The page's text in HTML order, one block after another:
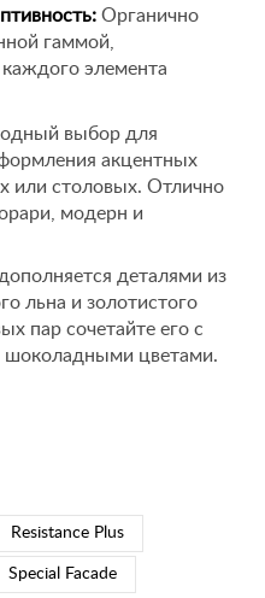
Органично
гаммой,
элемента
выбор для
акцентных
или столовых. Отлично
модерн и
деталями из
льна и золотистого
пар сочетайте его с
шоколадными цветами.
Resistance Plus
Special Faсade